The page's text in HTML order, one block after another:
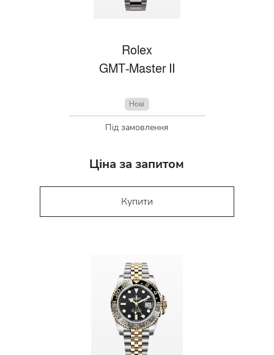
Rolex
GMT-Master II
Нові
Під замовлення
Ціна за запитом
Купити